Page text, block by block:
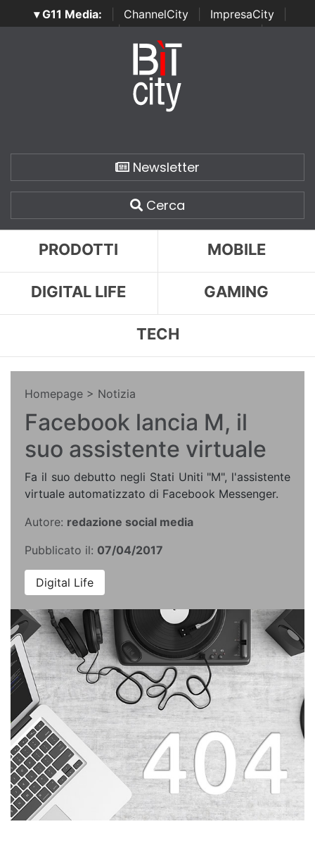
▾ G11 Media: ChannelCity ImpresaCity
SecurityOpenLab | Italian Channel Awards | Italian
Italian Security Awards
Newsletter
Cerca
PRODOTTI MOBILE
DIGITAL LIFE GAMING
TECH
Homepage > Notizia
Facebook lancia M, il
suo assistente virtuale
Fa il suo debutto negli Stati Uniti "M", l'assistente
virtuale automatizzato di Facebook Messenger.
Autore: redazione social media
Pubblicato il: 07/04/2017
Digital Life